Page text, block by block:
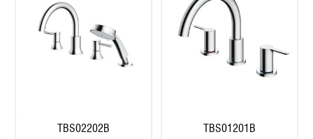
TBS02202B TBS01201B